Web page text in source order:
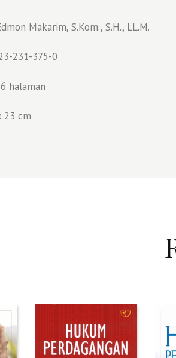
Makarim, S.Kom., S.H., LL.M.
231-375-0
halaman
23 cm